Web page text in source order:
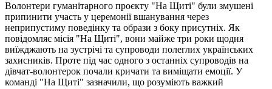
Волонтери гуманітарного проєкту "На Щиті" були змушені
припинити участь у церемонії вшанування через
неприпустиму поведінку та образи з боку присутніх. Як
повідомляє місія "На Щиті", вони майже три роки щодня
виїжджають на зустрічі та супроводи полеглих українських
захисників. Проте під час одного з останніх супроводів на
дівчат-волонтерок почали кричати та виміщати емоції. У
команді "На Щиті" зазначили, що розуміють важкий